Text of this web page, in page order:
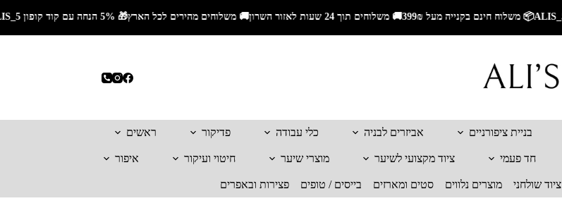
🚚 משלוחים תוך 24 שעות לאזור השרון🚚 משלוחים מהירים לכל הארץ🎁 5% הנחה עם קוד קופון ALIS_5📦 משלוח חינם בקנייה מעל 299₪
בניית ציפורניים אביזרים לבניה כלי עבודה פדיקור ראשים
חד פעמי ציוד מקצועי לשיער מוצרי שיער חיטוי ועיקור איפור
ציוד שולחני מוצרים נלווים סטים ומארזים בייסים / טופים פצירות ובאפרים